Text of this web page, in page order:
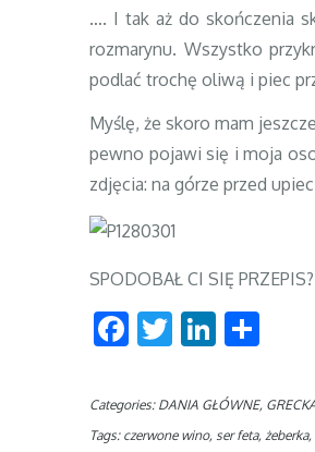
…. I tak aż do skończenia
rozmarynu. Wszystko
podlać trochę oliwą i piec
Myślę, że skoro mam
pewno pojawi się i moja
zdjęcia: na górze przed
SPODOBAŁ CI SIĘ
Facebook
Twitter
Categories: DANIA GŁÓWNE,
Tags: czerwone wino, ser feta, żeberka,